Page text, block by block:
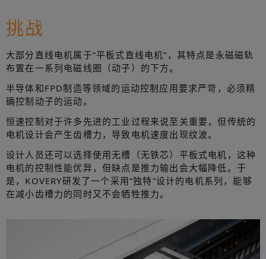
挑战
大部分直线电机属于“平板式直线电机”，其特点是永磁磁轨
布置在一系列电磁线圈（动子）的下方。
半导体和FPD制造等领域的运动控制应用要求严苛，必须精
确控制动子的运动。
恒速控制对于许多先进的工业过程来说至关重要，但传统的
电机设计会产生齿槽力，导致电机速度出现纹波。
设计人员还可以选择使用无槽（无铁芯）平板式电机，这种
电机的控制性能优异，但缺点是推力输出会大幅降低。于
是，KOVERY研发了一个采用“独特”设计的电机系列，能够
在减小齿槽力的同时又不会牺牲推力。